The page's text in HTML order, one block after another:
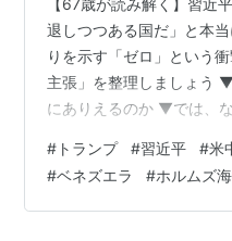
退しつつある国だ」と本
りを示す「ゼロ」という
主張」を整理しましょう
にありえるのか ▼では、
うのは、事実だ ▼覇権と
て、いつ「ない」とわか
数字——ホルムズ海峡が
# トランプ #習近平 #米
#ベネズエラ #ホルムズ